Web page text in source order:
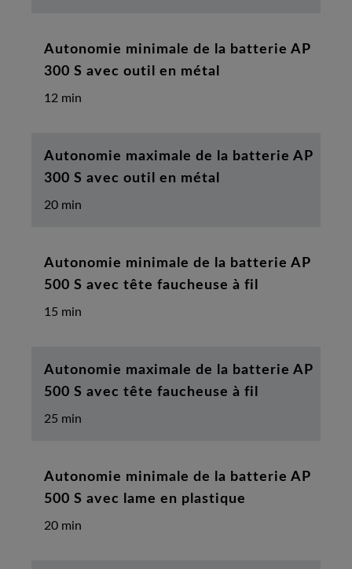
Autonomie minimale de la batterie AP
300 S avec outil en métal
12 min
Autonomie maximale de la batterie AP
300 S avec outil en métal
20 min
Autonomie minimale de la batterie AP
500 S avec tête faucheuse à fil
15 min
Autonomie maximale de la batterie AP
500 S avec tête faucheuse à fil
25 min
Autonomie minimale de la batterie AP
500 S avec lame en plastique
20 min